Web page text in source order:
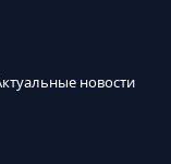
новости